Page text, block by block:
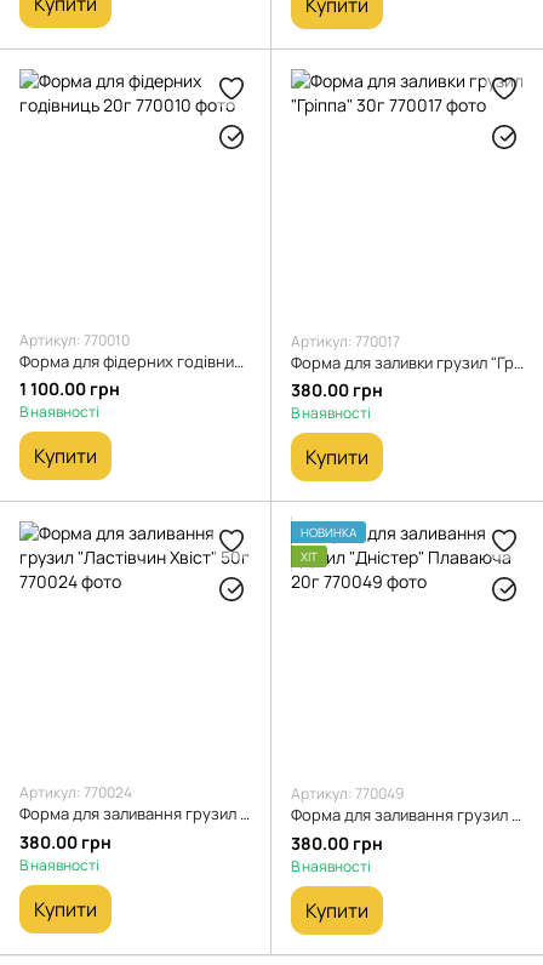
Артикул: 770010
Форма для фідерних годівниць 20г
1 100.00 грн
В наявності
Купити
Артикул: 770017
Форма для заливки грузил "Гріппа" 30г
380.00 грн
В наявності
Купити
Артикул: 770024
Форма для заливання грузил "Ластівчин Хвіст" 50г
380.00 грн
В наявності
Купити
НОВИНКА
ХІТ
Артикул: 770049
Форма для заливання грузил "Дністер" Плаваюча 20г
380.00 грн
В наявності
Купити